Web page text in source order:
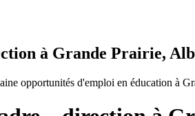
à Grande Prairie,
opportunités d'emploi en éducation à